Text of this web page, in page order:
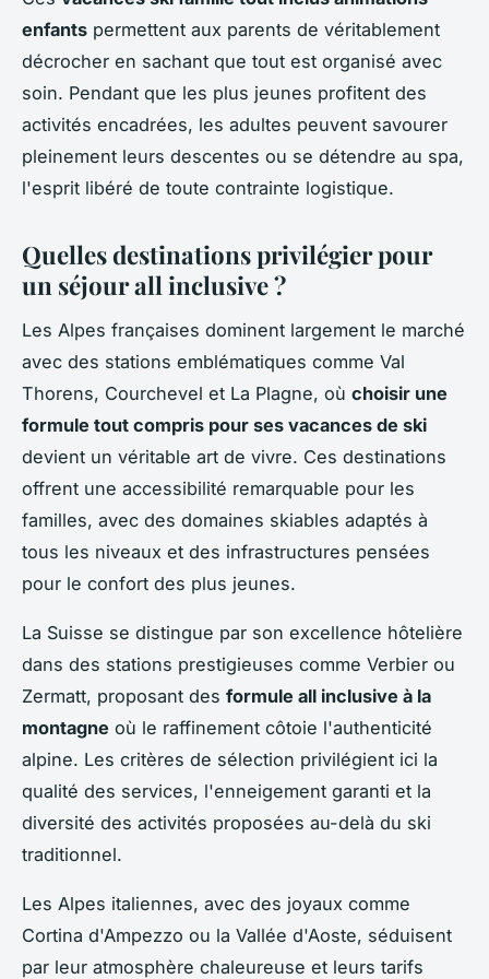
enfants permettent aux parents de véritablement
décrocher en sachant que tout est organisé avec
soin. Pendant que les plus jeunes profitent des
activités encadrées, les adultes peuvent savourer
pleinement leurs descentes ou se détendre au spa,
l'esprit libéré de toute contrainte logistique.
Quelles destinations privilégier pour
un séjour all inclusive ?
Les Alpes françaises dominent largement le marché
avec des stations emblématiques comme Val
Thorens, Courchevel et La Plagne, où choisir une
formule tout compris pour ses vacances de ski
devient un véritable art de vivre. Ces destinations
offrent une accessibilité remarquable pour les
familles, avec des domaines skiables adaptés à
tous les niveaux et des infrastructures pensées
pour le confort des plus jeunes.
La Suisse se distingue par son excellence hôtelière
dans des stations prestigieuses comme Verbier ou
Zermatt, proposant des formule all inclusive à la
montagne où le raffinement côtoie l'authenticité
alpine. Les critères de sélection privilégient ici la
qualité des services, l'enneigement garanti et la
diversité des activités proposées au-delà du ski
traditionnel.
Les Alpes italiennes, avec des joyaux comme
Cortina d'Ampezzo ou la Vallée d'Aoste, séduisent
par leur atmosphère chaleureuse et leurs tarifs